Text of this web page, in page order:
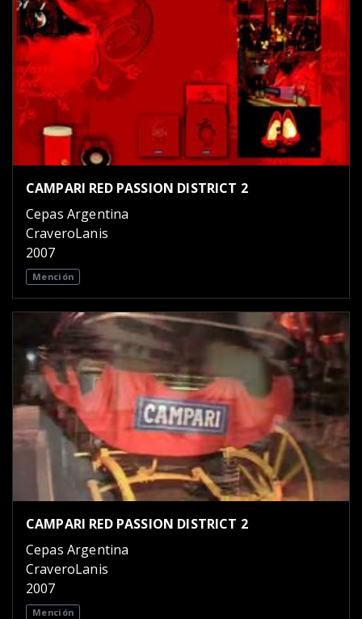
CAMPARI RED PASSION DISTRICT 2
Cepas Argentina
CraveroLanis
2007
Mención
CAMPARI RED PASSION DISTRICT 2
Cepas Argentina
CraveroLanis
2007
Mención